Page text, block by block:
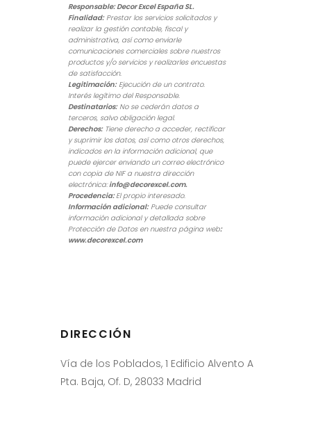
Responsable:Decor Excel España SL.
Finalidad:Prestar los servicios solicitados y
realizar la gestión contable, fiscal y
administrativa, así como enviarle
comunicaciones comerciales sobre nuestros
productos y/o servicios y realizarles encuestas
de satisfacción.
Legitimación:Ejecución de un contrato.
Interés legítimo del Responsable.
Destinatarios:No se cederán datos a
terceros, salvo obligación legal.
Derechos:Tiene derecho a acceder, rectificar
y suprimir los datos, así como otros derechos,
indicados en la información adicional, que
puede ejercer enviando un correo electrónico
con copia de NIF a nuestra dirección
electrónica:info@decorexcel.com.
Procedencia:El propio interesado.
Información adicional:Puede consultar
información adicional y detallada sobre
Protección de Datos en nuestra página web:
www.decorexcel.com
DIRECCIÓN
Vía de los Poblados, 1 Edificio Alvento A
Pta. Baja, Of. D, 28033 Madrid